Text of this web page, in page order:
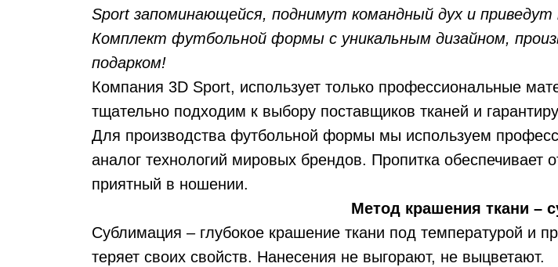
Sport запоминающейся, поднимут командный дух и
Комплект футбольной формы с уникальным дизайном,
подарком!
Компания 3D Sport, использует только профессиональные
тщательно подходим к выбору поставщиков тканей и
Для производства футбольной формы мы используем
аналог технологий мировых брендов. Пропитка
приятный в ношении.
Метод крашения ткани –
Сублимация – глубокое крашение ткани под температурой и
теряет своих свойств. Нанесения не выгорают, не выцветают.